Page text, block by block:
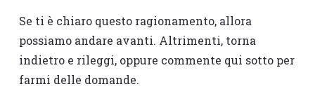
Se ti è chiaro questo ragionamento, allora
possiamo andare avanti. Altrimenti, torna
indietro e rileggi, oppure commente qui sotto per
farmi delle domande.